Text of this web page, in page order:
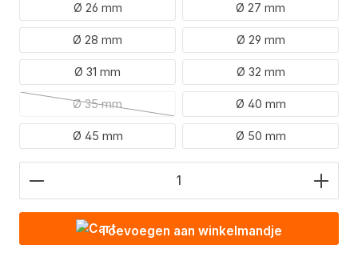
Ø 26 mm Ø 27 mm
Ø 28 mm Ø 29 mm
Ø 31 mm Ø 32 mm
Ø 35 mm
(Deze optie is momenteel niet beschikbaar.)
Ø 40 mm
Ø 45 mm Ø 50 mm
Hoeveelheid product: Voer de gewenste
Toevoegen aan winkelmandje